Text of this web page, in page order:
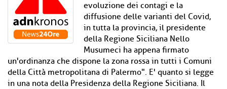
evoluzione dei contagi e la
diffusione delle varianti del Covid,
in tutta la provincia, il presidente
della Regione Siciliana Nello
Musumeci ha appena firmato
un'ordinanza che dispone la zona rossa in tutti i Comuni
della Città metropolitana di Palermo". E' quanto si legge
in una nota della Presidenza della Regione Siciliana. Il